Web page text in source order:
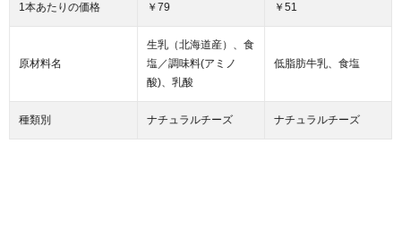
1本あたりの価格 ￥79 ￥51
原材料名
生乳（北海道産）、食
塩／調味料(アミノ
酸)、乳酸
低脂肪牛乳、食塩
種類別 ナチュラルチーズ ナチュラルチーズ